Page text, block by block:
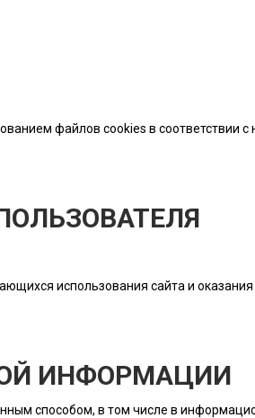
файлов cookies в соответствии с
использования сайта и оказания
ИНФОРМАЦИИ
способом, в том числе в